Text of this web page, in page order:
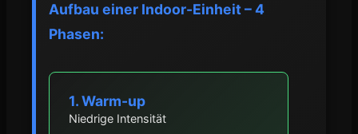
Aufbau einer Indoor-Einheit – 4
Phasen:
1. Warm-up
Niedrige Intensität